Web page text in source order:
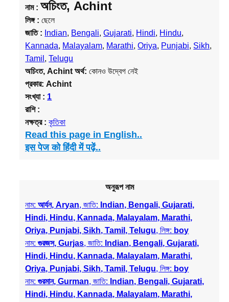
নাম : অচিংত, Achint
লিঙ্গ :ছেলে
জাতি : Indian, Bengali,Gujarati, Hindi, Hindu,
Kannada, Malayalam, Marathi,Oriya, Punjabi, Sikh,
Tamil ,Telugu
অচিংত, Achint অর্থ:কোনও উদ্বেগ নেই
প্রকার:Achint
সংখ্যা : 1
রাশি :
নক্ষত্র :কৃতিকা
Read this page in English..
इस पेज को हिंदी में पढ़ें..
অনুরূপ নাম
নাম:আর্যন, Aryan, জাতি: Indian, Bengali, Gujarati,
Hindi, Hindu, Kannada, Malayalam, Marathi,
Oriya, Punjabi, Sikh, Tamil, Telugu, লিঙ্গ: boy
নাম:গুরজস, Gurjas, জাতি: Indian, Bengali, Gujarati,
Hindi, Hindu, Kannada, Malayalam, Marathi,
Oriya, Punjabi, Sikh, Tamil, Telugu, লিঙ্গ: boy
নাম:গুরমান, Gurman, জাতি: Indian, Bengali, Gujarati,
Hindi, Hindu, Kannada, Malayalam, Marathi,